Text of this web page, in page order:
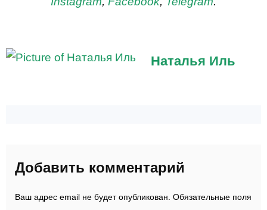
Наталья Иль
Добавить комментарий
Ваш адрес email не будет опубликован. Обязательные поля